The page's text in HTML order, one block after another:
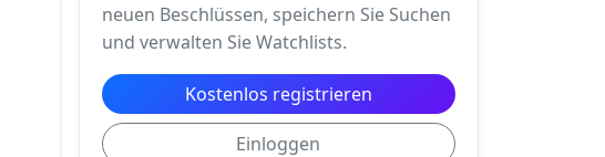
neuen Beschlüssen, speichern Sie Suchen
und verwalten Sie Watchlists.
Kostenlos registrieren
Einloggen